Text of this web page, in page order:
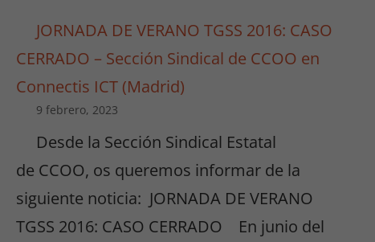
JORNADA DE VERANO TGSS 2016: CASO
CERRADO – Sección Sindical de CCOO en
Connectis ICT (Madrid)
9 febrero, 2023
Desde la Sección Sindical Estatal
de CCOO, os queremos informar de la
siguiente noticia: JORNADA DE VERANO
TGSS 2016: CASO CERRADO En junio del